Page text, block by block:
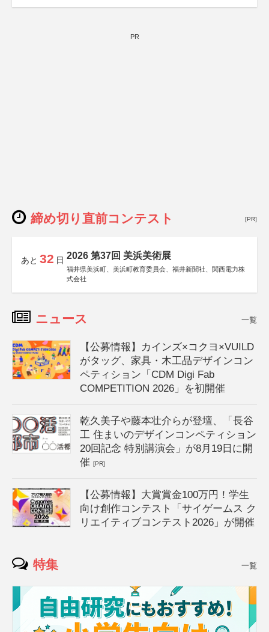
PR
締め切り直前コンテスト [PR]
あと 32 日 2026 第37回 美浜美術展
福井県美浜町、美浜町教育委員会、福井新聞社、関西電力株
式会社
ニュース 一覧
【公募情報】カインズ×コクヨ×VUILD
がタッグ、家具・木工品デザインコン
ペティション「CDM Digi Fab
COMPETITION 2026」を初開催
乾久美子や藤本壮介らが登壇、「長谷
工 住まいのデザインコンペティション
20回記念 特別講演会」が8月19日に開
催[PR]
【公募情報】大賞賞金100万円！学生
向け創作コンテスト「サイゲームス ク
リエイティブコンテスト2026」が開催
特集 一覧